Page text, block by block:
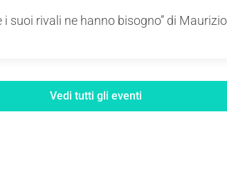
i suoi rivali ne hanno bisogno” di
Vedi tutti gli eventi